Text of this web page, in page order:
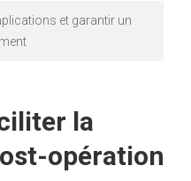
et garantir un
la
opération